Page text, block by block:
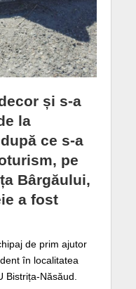
și s-a
la
ce s-a
pe
Bârgăului,
a fost
de prim ajutor
în localitatea
Bistrița-Năsăud.